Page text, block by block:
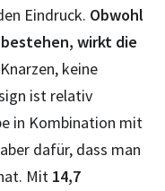
Eindruck. Obwohl
wirkt die
keine
ist relativ
in Kombination mit
dafür, dass man
Mit 14,7